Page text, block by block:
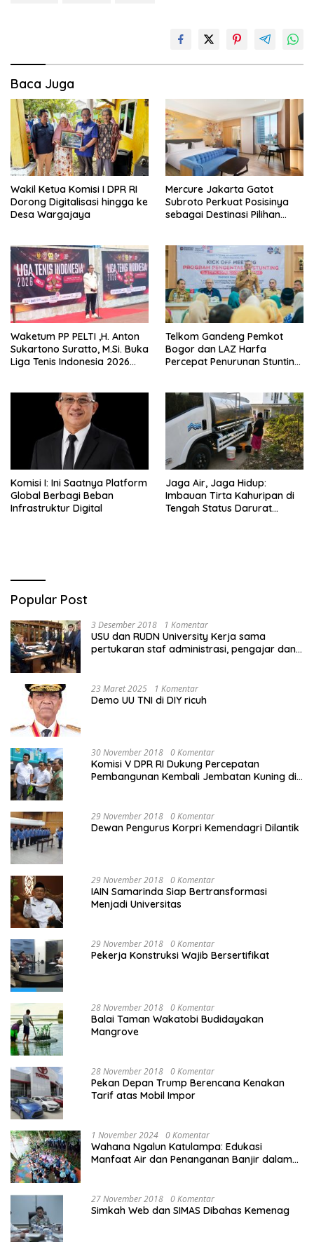
Baca Juga
Wakil Ketua Komisi I DPR RI
Dorong Digitalisasi hingga ke
Desa Wargajaya
Mercure Jakarta Gatot
Subroto Perkuat Posisinya
sebagai Destinasi Pilihan
Jakarta Selatan
Waketum PP PELTI ,H. Anton
Sukartono Suratto, M.Si. Buka
Liga Tenis Indonesia 2026
Telkom Gandeng Pemkot
Bogor dan LAZ Harfa
Percepat Penurunan Stunting
Komisi I: Ini Saatnya Platform
Global Berbagi Beban
Infrastruktur Digital
Jaga Air, Jaga Hidup:
Imbauan Tirta Kahuripan di
Tengah Status Darurat
Popular Post
3 Desember 2018 1 Komentar
USU dan RUDN University Kerja sama
pertukaran staf administrasi, pengajar dan
23 Maret 2025 1 Komentar
Demo UU TNI di DIY ricuh
30 November 2018 0 Komentar
Komisi V DPR RI Dukung Percepatan
Pembangunan Kembali Jembatan Kuning di
29 November 2018 0 Komentar
Dewan Pengurus Korpri Kemendagri Dilantik
29 November 2018 0 Komentar
IAIN Samarinda Siap Bertransformasi
Menjadi Universitas
29 November 2018 0 Komentar
Pekerja Konstruksi Wajib Bersertifikat
28 November 2018 0 Komentar
Balai Taman Wakatobi Budidayakan
Mangrove
28 November 2018 0 Komentar
Pekan Depan Trump Berencana Kenakan
Tarif atas Mobil Impor
1 November 2024 0 Komentar
Wahana Ngalun Katulampa: Edukasi
Manfaat Air dan Penanganan Banjir dalam
27 November 2018 0 Komentar
Simkah Web dan SIMAS Dibahas Kemenag